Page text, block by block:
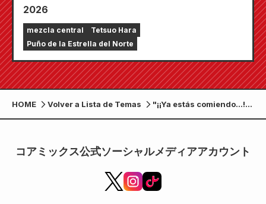
2026
mezcla central
Tetsuo Hara
Puño de la Estrella del Norte
HOME Volver a Lista de Temas
"¡¡Ya estás comiendo...!!"
Estrella Polar! ¡¡El
más duro “Alimentos en
conserva de fin de siglo”
コアミックス公式ソーシャルメディアアカウント